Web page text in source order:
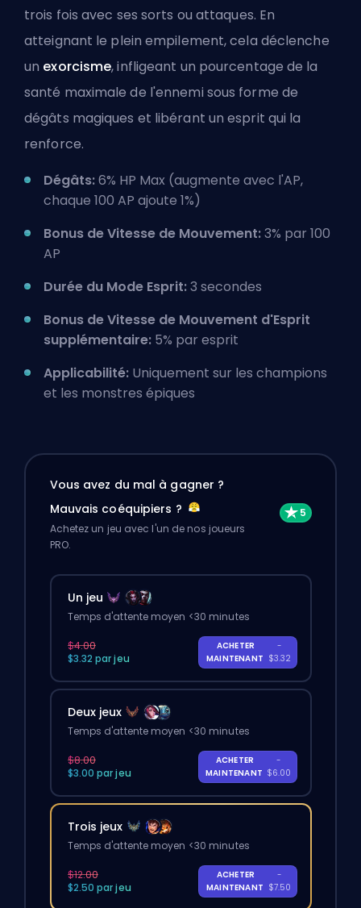
trois fois avec ses sorts ou attaques. En
atteignant le plein empilement, cela déclenche
un exorcisme, infligeant un pourcentage de la
santé maximale de l'ennemi sous forme de
dégâts magiques et libérant un esprit qui la
renforce.
Dégâts:6% HP Max (augmente avec l'AP,
chaque 100 AP ajoute 1%)
Bonus de Vitesse de Mouvement:3% par 100
AP
Durée du Mode Esprit:3 secondes
Bonus de Vitesse de Mouvement d'Esprit
supplémentaire: 5% par esprit
Applicabilité: Uniquement sur les champions
et les monstres épiques
Vous avez du mal à gagner ?
Mauvais coéquipiers ?
Achetez un jeu avec l'un de nos joueurs
PRO.
Un jeu
Temps d'attente moyen <30 minutes
$4.00
$3.32 par jeu
ACHETER
MAINTENANT
-
$3.32
Deux jeux
Temps d'attente moyen <30 minutes
$8.00
$3.00 par jeu
ACHETER
MAINTENANT
-
$6.00
Trois jeux
Temps d'attente moyen <30 minutes
$12.00
$2.50 par jeu
ACHETER
MAINTENANT
-
$7.50